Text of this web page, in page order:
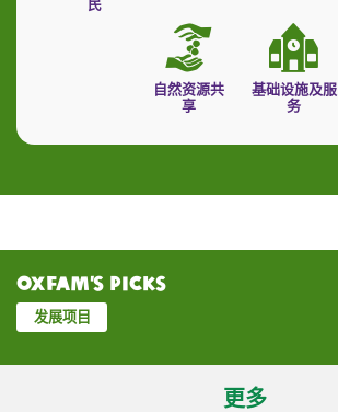
民
自然资源共
享
基础设施及服
务
Oxfam’s Picks
发展项目
更多